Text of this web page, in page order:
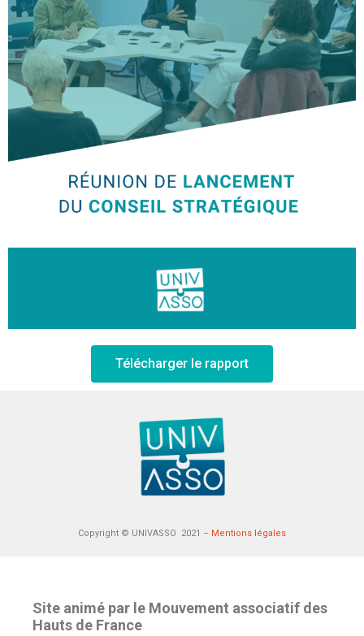
Télécharger le rapport
Copyright © UNIVASSO 2021 – Mentions légales
Site animé par le Mouvement associatif des
Hauts de France